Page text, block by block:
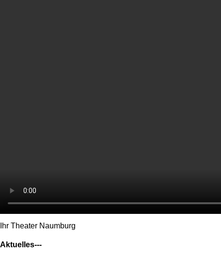
Ihr Theater Naumburg
Aktuelles---